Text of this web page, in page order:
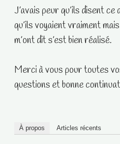
J’avais peur qu’ils disent
qu’ils voyaient vraiment
m’ont dit s’est bien réalisé.
Merci à vous pour toutes
questions et bonne
À propos Articles récents